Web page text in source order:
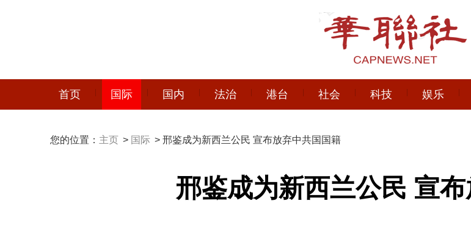
首页 国际 国内 法治 港台 社会 科技 娱乐
您的位置： 主页 > 国际 > 邢鉴成为新西兰公民 宣布放弃中共国国籍
邢鉴成为新西兰公民 宣